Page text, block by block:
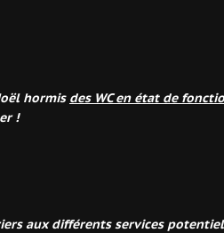
hormis des WC en état de
!
aux différents services